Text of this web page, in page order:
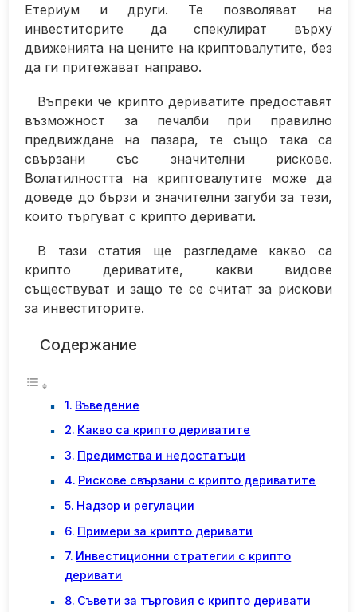
Етериум и други. Те позволяват на
инвеститорите да спекулират върху
движенията на цените на криптовалутите, без
да ги притежават направо.
Въпреки че крипто дериватите предоставят
възможност за печалби при правилно
предвиждане на пазара, те също така са
свързани със значителни рискове.
Волатилността на криптовалутите може да
доведе до бързи и значителни загуби за тези,
които търгуват с крипто деривати.
В тази статия ще разгледаме какво са
крипто дериватите, какви видове
съществуват и защо те се считат за рискови
за инвеститорите.
Содержание
Въведение
Какво са крипто дериватите
Предимства и недостатъци
Рискове свързани с крипто дериватите
Надзор и регулации
Примери за крипто деривати
Инвестиционни стратегии с крипто
деривати
Съвети за търговия с крипто деривати